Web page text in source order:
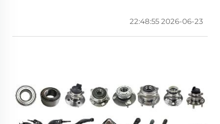
2026-06-23 22:48:55